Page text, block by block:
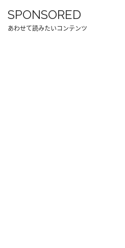
SPONSORED
あわせて読みたいコンテンツ